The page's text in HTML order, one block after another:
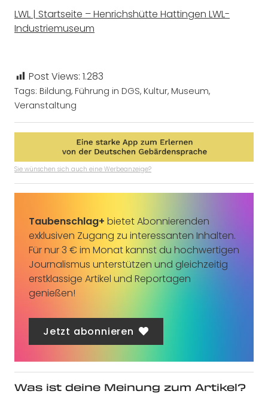
LWL | Startseite – Henrichshütte Hattingen LWL-
Industriemuseum
Post Views: 1.283
Tags: Bildung, Führung in DGS, Kultur, Museum,
Veranstaltung
Sie wünschen sich auch eine Werbeanzeige?
Taubenschlag+ bietet Abonnierenden
exklusiven Zugang zu interessanten Inhalten.
Für nur 3 € im Monat kannst du hochwertigen
Journalismus unterstützen und gleichzeitig
erstklassige Artikel und Reportagen
genießen!
Jetzt abonnieren
Was ist deine Meinung zum Artikel?